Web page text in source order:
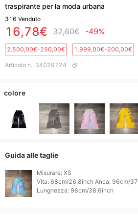
traspirante per la moda urbana
316 Venduto
16,78€ 32,60€ -49%
2.500,00€-250,00€ 1.999,00€-200,00€
Articolo n.: 34029724
colore
Guida alle taglie
Misurare: XS
Vita: 68cm/26.8inch Anca: 96cm/